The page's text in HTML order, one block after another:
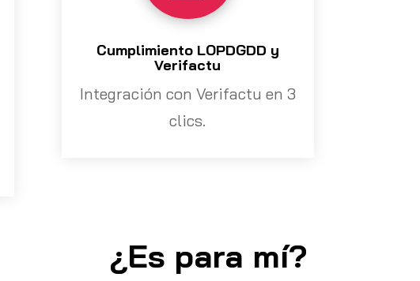
Cumplimiento LOPDGDD y
Verifactu
Integración con Verifactu en 3
clics.
¿Es para mí?